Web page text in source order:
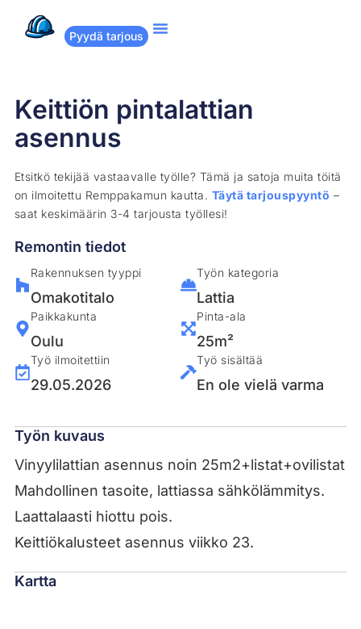
Pyydä tarjous
Keittiön pintalattian
asennus
Etsitkö tekijää vastaavalle työlle? Tämä ja satoja muita töitä
on ilmoitettu Remppakamun kautta. Täytä tarjouspyyntö –
saat keskimäärin 3-4 tarjousta työllesi!
Remontin tiedot
Rakennuksen tyyppi
Omakotitalo
Paikkakunta
Oulu
Työ ilmoitettiin
29.05.2026
Työn kategoria
Lattia
Pinta-ala
25m²
Työ sisältää
En ole vielä varma
Työn kuvaus
Vinyylilattian asennus noin 25m2+listat+ovilistat
Mahdollinen tasoite, lattiassa sähkölämmitys.
Laattalaasti hiottu pois.
Keittiökalusteet asennus viikko 23.
Kartta